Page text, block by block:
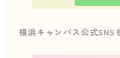
横浜キャンパス公式SNS